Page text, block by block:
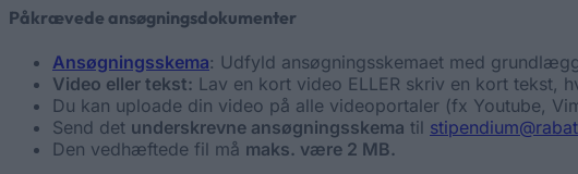
Påkrævede ansøgningsdokumenter
Ansøgningsskema: Udfyld ansøgningsskemaet med
Video eller tekst: Lav en kort video ELLER skriv en kort tekst,
Du kan uploade din video på alle videoportaler (fx Youtube,
Send det underskrevne ansøgningsskema til
Den vedhæftede fil må maks. være 2 MB.